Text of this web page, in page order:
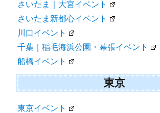
さいたま｜大宮イベント
さいたま新都心イベント
川口イベント
千葉｜稲毛海浜公園・幕張イベント
船橋イベント
東京
東京イベント